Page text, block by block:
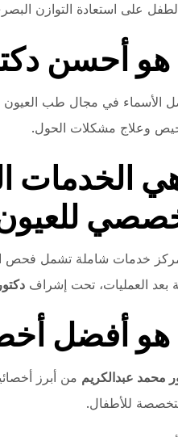
على استعادة التوازن
أحسن
الأسماء في مجال طب العيون
وعلاج مشكلات الحول.
الخدمات
خدمات شاملة تشمل فحص
بعد العمليات، تحت إشراف
أفضل
محمد عبدالكريم من أبرز
للأطفال.